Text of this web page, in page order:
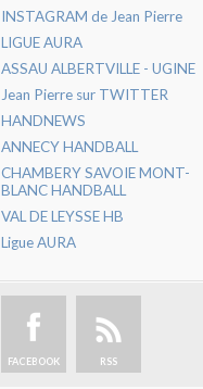
INSTAGRAM de Jean Pierre
LIGUE AURA
ASSAU ALBERTVILLE - UGINE
Jean Pierre sur TWITTER
HANDNEWS
ANNECY HANDBALL
CHAMBERY SAVOIE MONT-
BLANC HANDBALL
VAL DE LEYSSE HB
Ligue AURA
FACEBOOK RSS